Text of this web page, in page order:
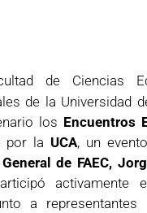
de Ciencias
de la Universidad
los Encuentros
por la UCA, un
de FAEC,
activamente
a representantes